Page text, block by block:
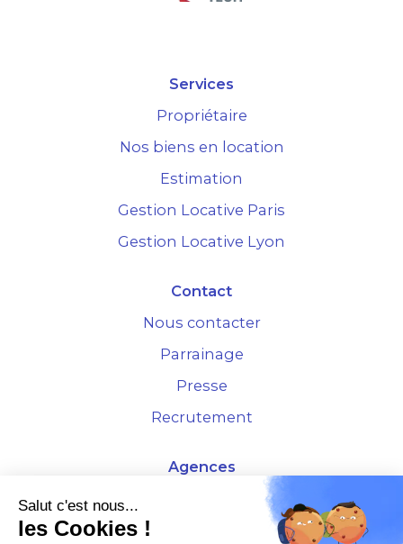
Services
Propriétaire
Nos biens en location
Estimation
Gestion Locative Paris
Gestion Locative Lyon
Contact
Nous contacter
Parrainage
Presse
Recrutement
Agences
4 Rue de la Bourse - 69001 Lyon
10 rue d'Austerlitz - 75012 Paris
Salut c'est nous...
les Cookies !